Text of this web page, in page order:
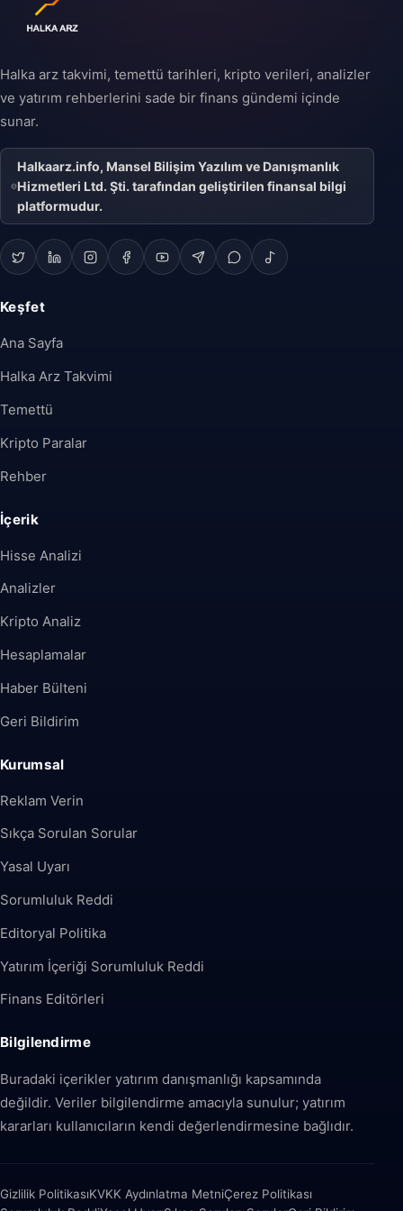
Halka arz takvimi, temettü tarihleri, kripto verileri, analizler
ve yatırım rehberlerini sade bir finans gündemi içinde
sunar.
Halkaarz.info, Mansel Bilişim Yazılım ve Danışmanlık
Hizmetleri Ltd. Şti. tarafından geliştirilen finansal bilgi
platformudur.
Keşfet
Ana Sayfa
Halka Arz Takvimi
Temettü
Kripto Paralar
Rehber
İçerik
Hisse Analizi
Analizler
Kripto Analiz
Hesaplamalar
Haber Bülteni
Geri Bildirim
Kurumsal
Reklam Verin
Sıkça Sorulan Sorular
Yasal Uyarı
Sorumluluk Reddi
Editoryal Politika
Yatırım İçeriği Sorumluluk Reddi
Finans Editörleri
Bilgilendirme
Buradaki içerikler yatırım danışmanlığı kapsamında
değildir. Veriler bilgilendirme amacıyla sunulur; yatırım
kararları kullanıcıların kendi değerlendirmesine bağlıdır.
Gizlilik PolitikasıKVKK Aydınlatma MetniÇerez Politikası